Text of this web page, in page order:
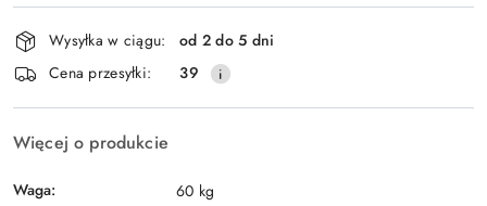
Wyślij
Dostępność
i
dostawa
Wysyłka w ciągu:
od 2 do 5 dni
Cena przesyłki:
39
Więcej o produkcie
Waga: 60 kg